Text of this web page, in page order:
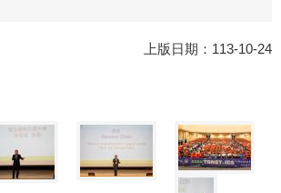
上版日期：113-10-24